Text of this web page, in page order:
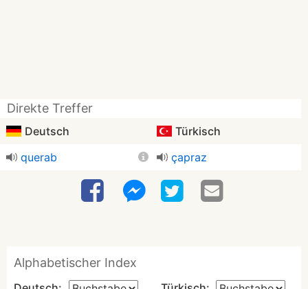
Direkte Treffer
Deutsch
Türkisch
querab
çapraz
Alphabetischer Index